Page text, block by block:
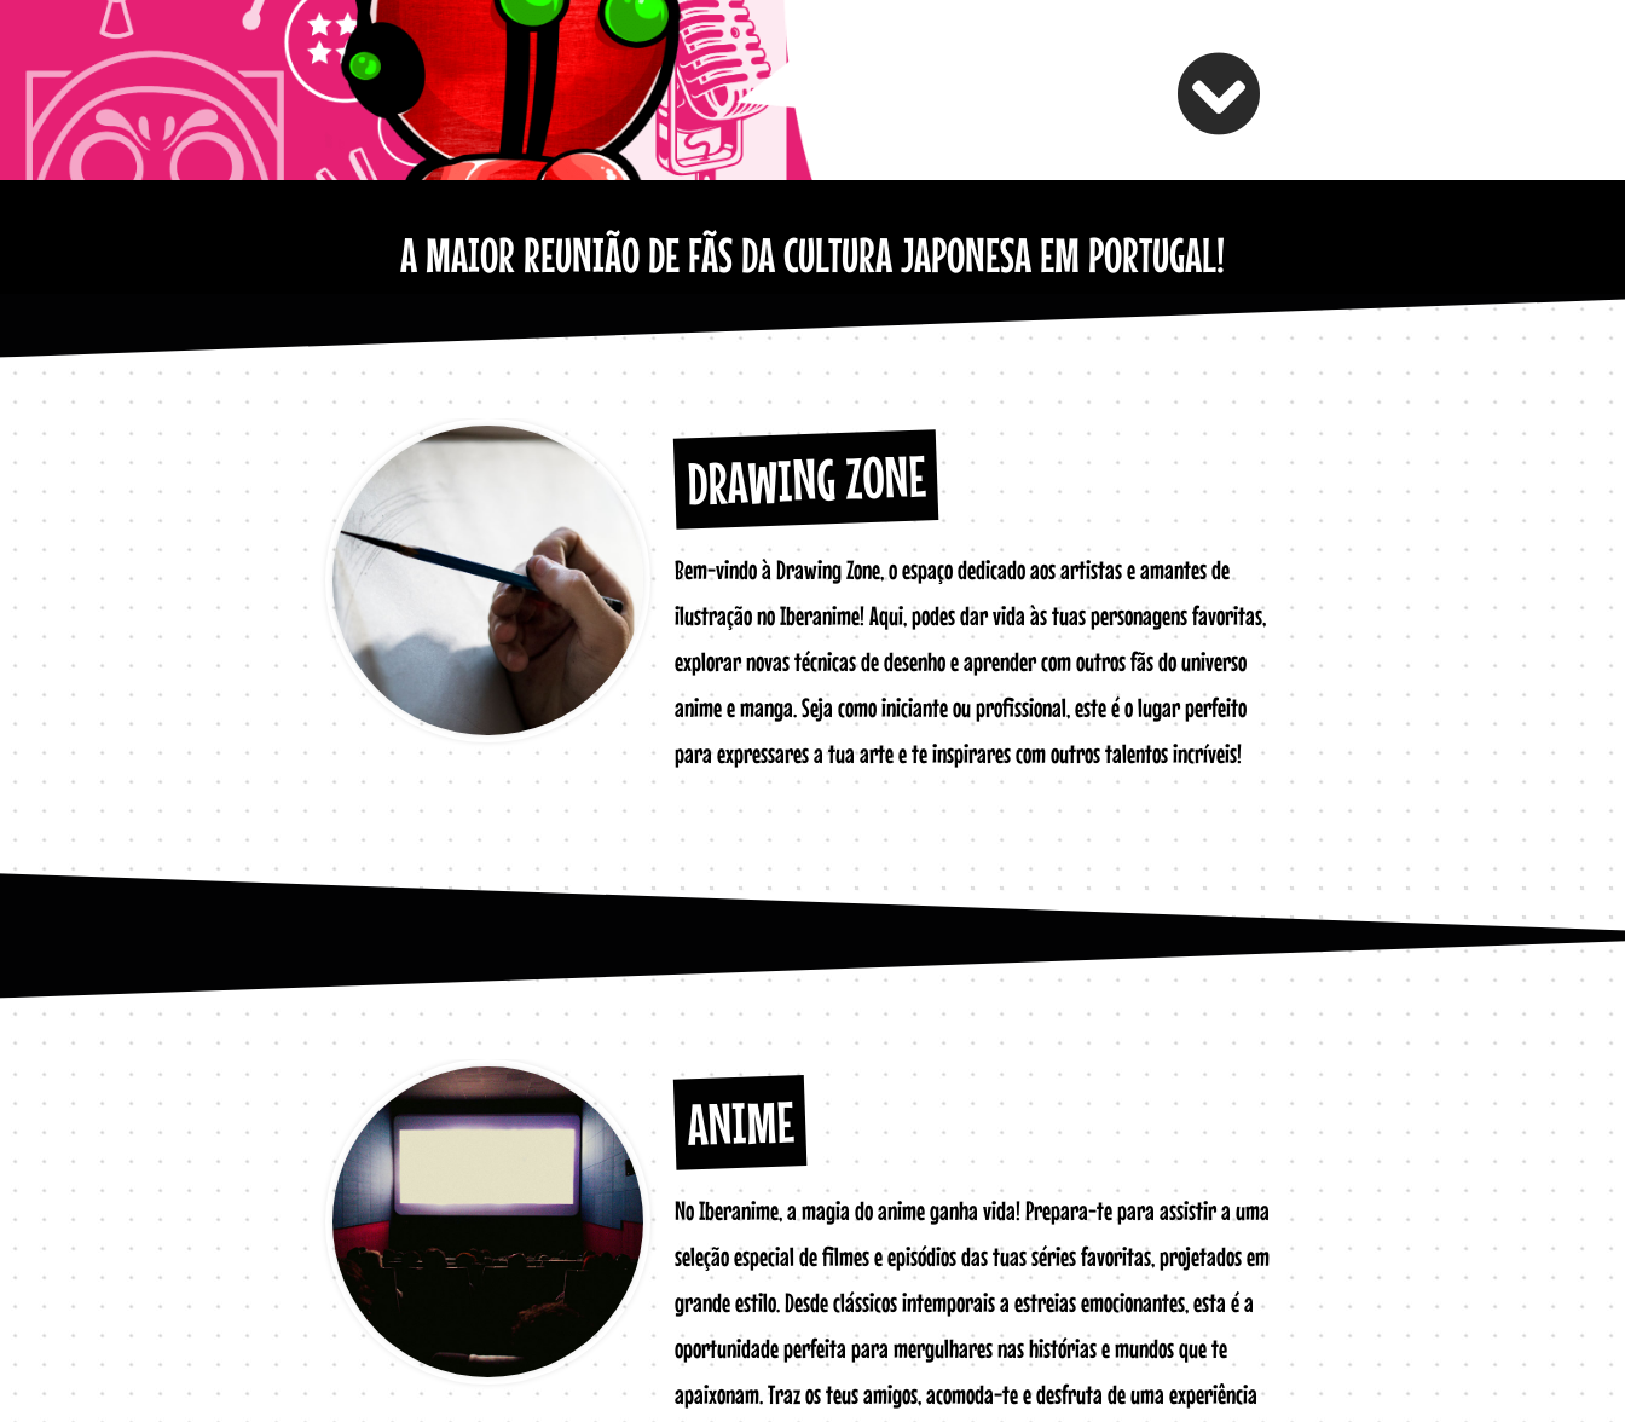
A MAIOR REUNIÃO DE FÃS DA CULTURA JAPONESA EM PORTUGAL!
DRAWING ZONE
Bem-vindo à Drawing Zone, o espaço dedicado aos artistas e amantes de
ilustração no Iberanime! Aqui, podes dar vida às tuas personagens favoritas,
explorar novas técnicas de desenho e aprender com outros fãs do universo
anime e manga. Seja como iniciante ou profissional, este é o lugar perfeito
para expressares a tua arte e te inspirares com outros talentos incríveis!
ANIME
No Iberanime, a magia do anime ganha vida! Prepara-te para assistir a uma
seleção especial de filmes e episódios das tuas séries favoritas, projetados em
grande estilo. Desde clássicos intemporais a estreias emocionantes, esta é a
oportunidade perfeita para mergulhares nas histórias e mundos que te
apaixonam. Traz os teus amigos, acomoda-te e desfruta de uma experiência